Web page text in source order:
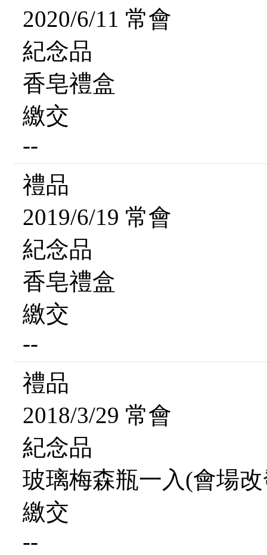
2020/6/11 常會
紀念品
香皂禮盒
繳交
--
禮品
2019/6/19 常會
紀念品
香皂禮盒
繳交
--
禮品
2018/3/29 常會
紀念品
玻璃梅森瓶一入(會場
繳交
--